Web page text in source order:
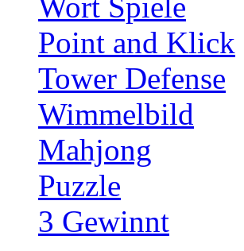
Point and Klick
Tower Defense
Wimmelbild
Mahjong
Puzzle
3 Gewinnt